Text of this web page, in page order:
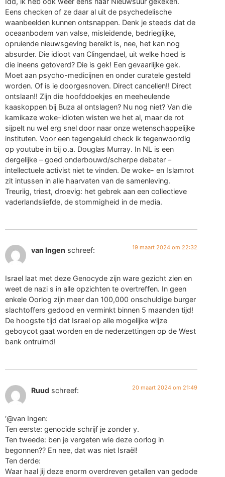
Eens checken of ze daar al uit de psychedelische
waanbeelden kunnen ontsnappen. Denk je steeds dat de
oceaanbodem van valse, misleidende, bedrieglijke,
opruiende nieuwsgeving bereikt is, nee, het kan nog
absurder. Die idioot van Clingendael, uit welke hoed is
die ineens getoverd? Die is gek! Een gevaarlijke gek.
Moet aan psycho-medicijnen en onder curatele gesteld
worden. Of is ie doorgesnoven. Direct cancellen!! Direct
ontslaan!! Zijn die hoofddoekjes en meeheulende
kaaskoppen bij Buza al ontslagen? Nu nog niet? Van die
kamikaze woke-idioten wisten we het al, maar de rot
sijpelt nu wel erg snel door naar onze wetenschappelijke
instituten. Voor een tegengeluid check ik tegenwoordig
op youtube in bij o.a. Douglas Murray. In NL is een
dergelijke – goed onderbouwd/scherpe debater –
intellectuele activist niet te vinden. De woke- en Islamrot
zit intussen in alle haarvaten van de samenleving.
Treuriig, triest, droevig: het gebrek aan een collectieve
vaderlandsliefde, de stommigheid in de media.
van Ingen schreef: 19 maart 2024 om 22:32
Israel laat met deze Genocyde zijn ware gezicht zien en
weet de nazi s in alle opzichten te overtreffen. In geen
enkele Oorlog zijn meer dan 100,000 onschuldige burger
slachtoffers gedood en verminkt binnen 5 maanden tijd!
De hoogste tijd dat Israel op alle mogelijke wijze
geboycot gaat worden en de nederzettingen op de West
bank ontruimd!
Ruud schreef: 20 maart 2024 om 21:49
‘@van Ingen:
Ten eerste: genocide schrijf je zonder y.
Ten tweede: ben je vergeten wie deze oorlog in
begonnen?? En nee, dat was niet Israël!
Ten derde:
Waar haal jij deze enorm overdreven getallen van gedode